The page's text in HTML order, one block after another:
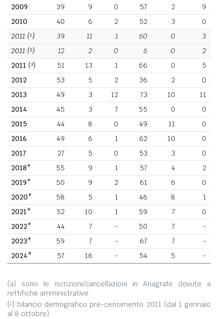
2009
39 9 0 57 2
9
2010
40 6 2 52 3
0
2011 (¹) 39 11 1 60 0
3
2011 (²) 12 2 0 6 0
2
2011 (³) 51 13 1 66 0
5
2012
53 5 2 36 2
0
2013
49 3 12 73 10
11
2014
45 3 7 55 0
0
2015
44 8 0 49 11
0
2016
49 6 1 62 10
0
2017
27 5 0 53 3
0
2018*
55 9 1 57 4
2
2019*
50 9 2 61 6
0
2020*
58 5 1 46 8
1
2021*
52 10 1 59 7
0
2022*
44 7 - 50 7
-
2023*
59 7 - 67 7
-
2024*
57 16 - 54 5 -
(a) sono le iscrizioni/cancellazioni in Anagrafe dovute a
rettifiche amministrative.
(¹) bilancio demografico pre-censimento 2011 (dal 1 gennaio
al 8 ottobre)